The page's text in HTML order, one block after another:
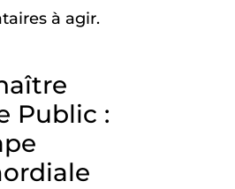
à agir.
Public :